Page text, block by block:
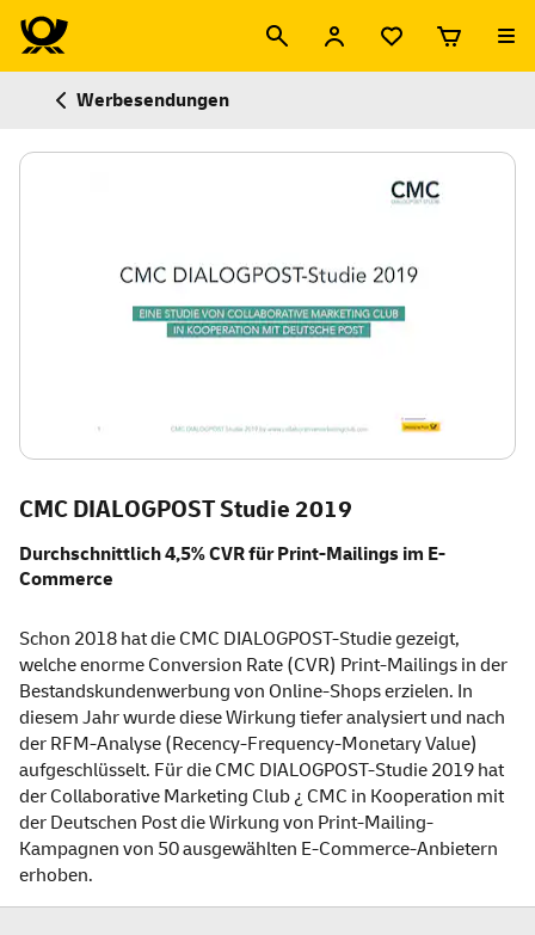
Werbesendungen
CMC DIALOGPOST Studie 2019
Durchschnittlich 4,5% CVR für Print-Mailings im E-
Commerce
Schon 2018 hat die CMC DIALOGPOST-Studie gezeigt,
welche enorme Conversion Rate (CVR) Print-Mailings in der
Bestandskundenwerbung von Online-Shops erzielen. In
diesem Jahr wurde diese Wirkung tiefer analysiert und nach
der RFM-Analyse (Recency-Frequency-Monetary Value)
aufgeschlüsselt. Für die CMC DIALOGPOST-Studie 2019 hat
der Collaborative Marketing Club ¿ CMC in Kooperation mit
der Deutschen Post die Wirkung von Print-Mailing-
Kampagnen von 50 ausgewählten E-Commerce-Anbietern
erhoben.